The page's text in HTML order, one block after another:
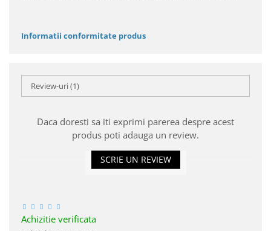
Informatii conformitate produs
Review-uri(1)
Daca doresti sa iti exprimi parerea despre acest
produs poti adauga un review.
SCRIE UN REVIEW
Achizitie verificata